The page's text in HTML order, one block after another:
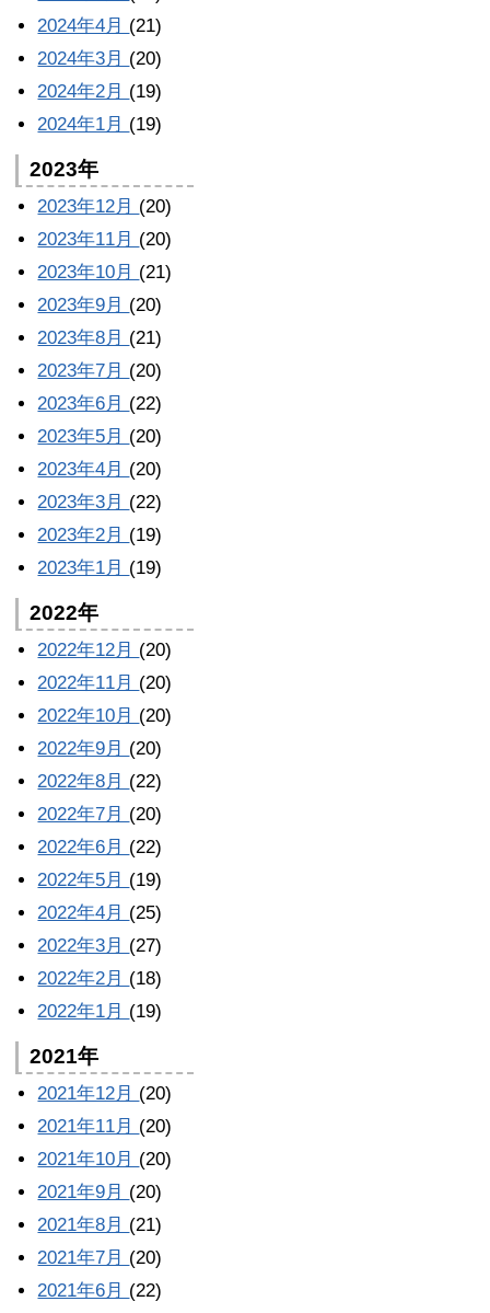
2024年4月 (21)
2024年3月 (20)
2024年2月 (19)
2024年1月 (19)
2023年
2023年12月 (20)
2023年11月 (20)
2023年10月 (21)
2023年9月 (20)
2023年8月 (21)
2023年7月 (20)
2023年6月 (22)
2023年5月 (20)
2023年4月 (20)
2023年3月 (22)
2023年2月 (19)
2023年1月 (19)
2022年
2022年12月 (20)
2022年11月 (20)
2022年10月 (20)
2022年9月 (20)
2022年8月 (22)
2022年7月 (20)
2022年6月 (22)
2022年5月 (19)
2022年4月 (25)
2022年3月 (27)
2022年2月 (18)
2022年1月 (19)
2021年
2021年12月 (20)
2021年11月 (20)
2021年10月 (20)
2021年9月 (20)
2021年8月 (21)
2021年7月 (20)
2021年6月 (22)